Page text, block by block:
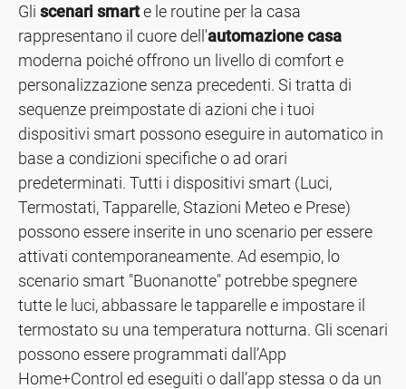
Gli scenari smarte le routine per la casa
rappresentano il cuore dell'automazione casa
moderna poiché offrono un livello di comfort e
personalizzazione senza precedenti. Si tratta di
sequenze preimpostate di azioni che i tuoi
dispositivi smart possono eseguire in automatico in
base a condizioni specifiche o ad orari
predeterminati. Tutti i dispositivi smart (Luci,
Termostati, Tapparelle, Stazioni Meteo e Prese)
possono essere inserite in uno scenario per essere
attivati contemporaneamente. Ad esempio, lo
scenario smart "Buonanotte" potrebbe spegnere
tutte le luci, abbassare le tapparelle e impostare il
termostato su una temperatura notturna. Gli scenari
possono essere programmati dall’App
Home+Control ed eseguiti o dall’app stessa o da un